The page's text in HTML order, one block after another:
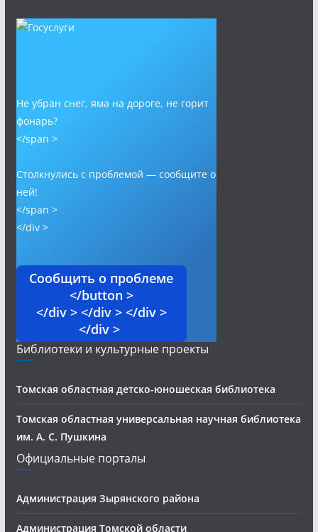
Не убран снег, яма на дороге, не горит
фонарь?
</span >
Столкнулись с проблемой — сообщите о
ней!
</span >
</div >
Сообщить о проблеме
</button >
</div > </div > </div >
</div >
Библиотеки и культурные проекты
Томская областная детско-юношеская библиотека
Томская областная универсальная научная библиотека
им. А. С. Пушкина
Официальные порталы
Администрация Зырянского района
Администрация Томской области